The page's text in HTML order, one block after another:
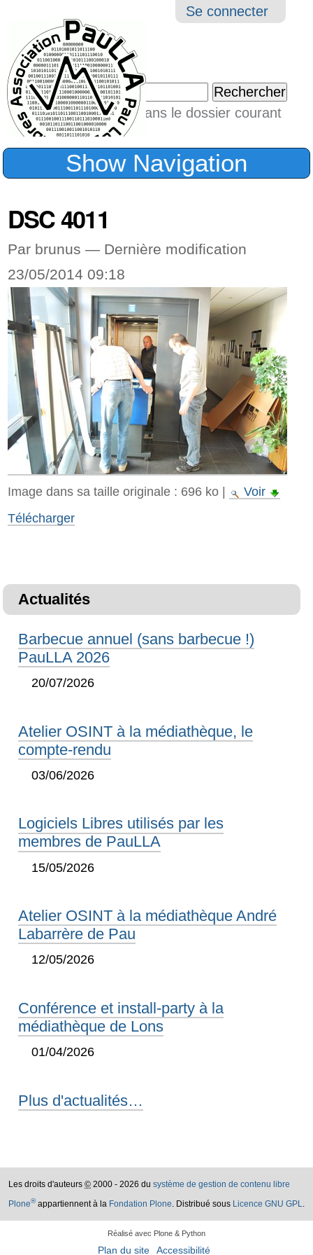
Outils
Se connecter
Chercher par
Seulement dans le dossier courant
Recherche
Show Navigation
DSC 4011
Par brunus — Dernière modification
23/05/2014 09:18
Image dans sa taille originale : 696 ko|
Voir
Télécharger
Actualités
Barbecue annuel (sans barbecue !)
PauLLA 2026
20/07/2026
Atelier OSINT à la médiathèque, le
compte-rendu
03/06/2026
Logiciels Libres utilisés par les
membres de PauLLA
15/05/2026
Atelier OSINT à la médiathèque André
Labarrère de Pau
12/05/2026
Conférence et install-party à la
médiathèque de Lons
01/04/2026
Plus d'actualités…
Les droits d'auteurs © 2000 - 2026 du système de gestion de contenu libre
Plone®appartiennent à la Fondation Plone. Distribué sous Licence GNU GPL.
Réalisé avec Plone & Python
Plan du site Accessibilité